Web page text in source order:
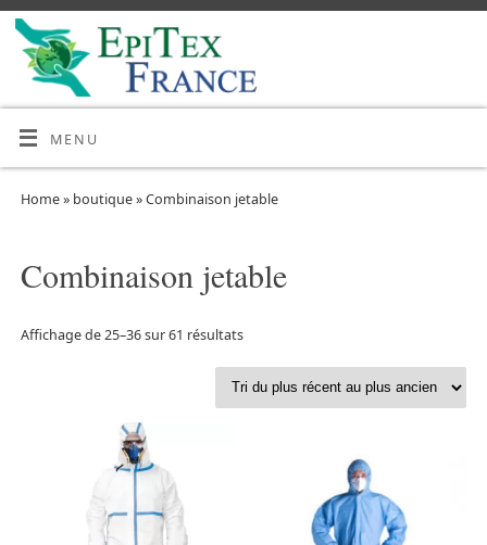
MENU
Home» boutique»Combinaison jetable
Combinaison jetable
Affichage de 25–36 sur 61 résultats